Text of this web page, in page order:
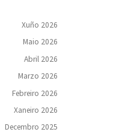
Xuño 2026
Maio 2026
Abril 2026
Marzo 2026
Febreiro 2026
Xaneiro 2026
Decembro 2025